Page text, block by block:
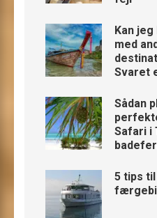
Kan
med
Svaret
Sådan
Safari i
5 tips